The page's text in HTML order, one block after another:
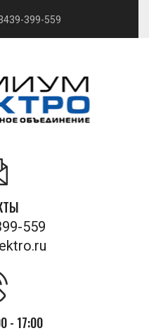
399-559
559
- 17:00